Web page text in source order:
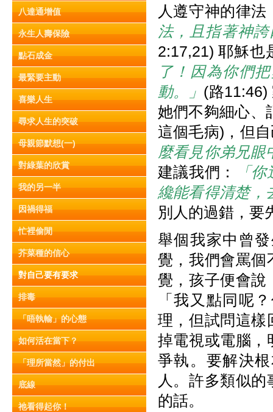
八達通增值
永生人壽保險
點石成金
最緊要主動
喜樂人生
尋求人生的突破
母親節默想(一)
對綠葉的欣賞
我的另一半
因禍得福
忙裡偷閒
芥菜種的信心
對自己要有要求
排毒
「唔執輸」的心態
如何活在當下？
「理所當然」的付出
底線
祂看得起你！
人遵守神的律
法，且指著神
2:17,21) 耶穌也
了！因為你們
動。」 (路11:46)
她們不夠細心、
這個毛病)，但
麼看見你弟兄眼
建議我們：
「
纔能看得清楚，
別人的過錯，要
舉個我家中曾
覺，我們會罵個
覺，孩子便會說
「我又點同呢
理，但試問這樣
掉電視或電腦，
爭執。要解決
人。許多類似
的話。